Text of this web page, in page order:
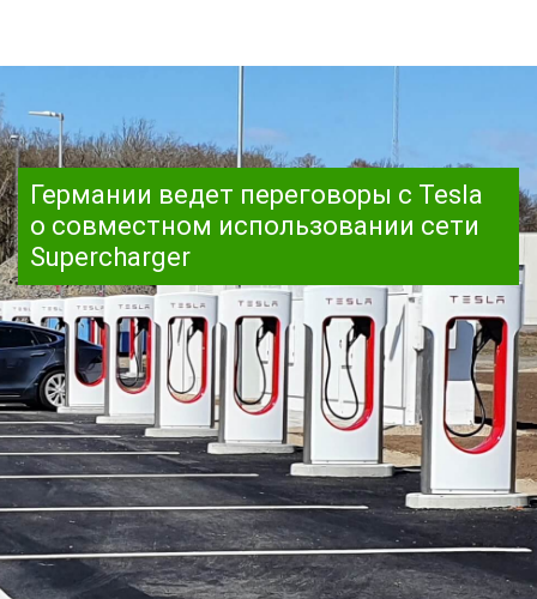
Германии ведет переговоры с Tesla
о совместном использовании сети
Supercharger